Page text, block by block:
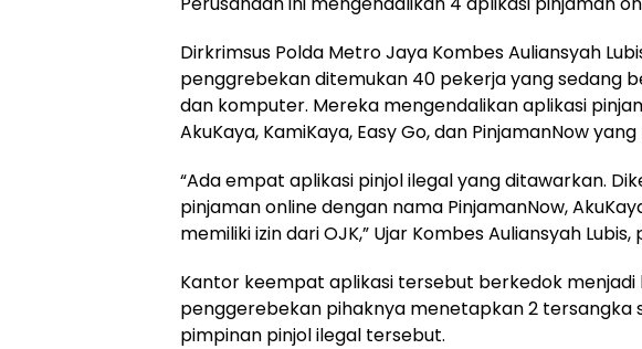
Dirkrimsus Polda Metro Jaya Kombes Auliansyah
penggrebekan ditemukan 40 pekerja yang sedang
dan komputer. Mereka mengendalikan aplikasi
AkuKaya, KamiKaya, Easy Go, dan PinjamanNow
“Ada empat aplikasi pinjol ilegal yang ditawarkan.
pinjaman online dengan nama PinjamanNow,
memiliki izin dari OJK,” Ujar Kombes Auliansyah
Kantor keempat aplikasi tersebut berkedok
penggerebekan pihaknya menetapkan 2 tersangka
pimpinan pinjol ilegal tersebut.